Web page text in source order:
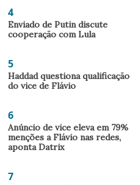
4
Enviado de Putin discute
cooperação com Lula
5
Haddad questiona qualificação
do vice de Flávio
6
Anúncio de vice eleva em 79%
menções a Flávio nas redes,
aponta Datrix
7